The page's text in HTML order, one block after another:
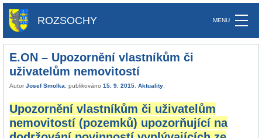
ROZSOCHY
E.ON – Upozornění vlastníkům či
uživatelům nemovitostí
Autor Josef Smolka , publikováno 15. 9. 2015 Aktuality
Upozornění vlastníkům či uživatelům
nemovitostí (pozemků) upozorňující na